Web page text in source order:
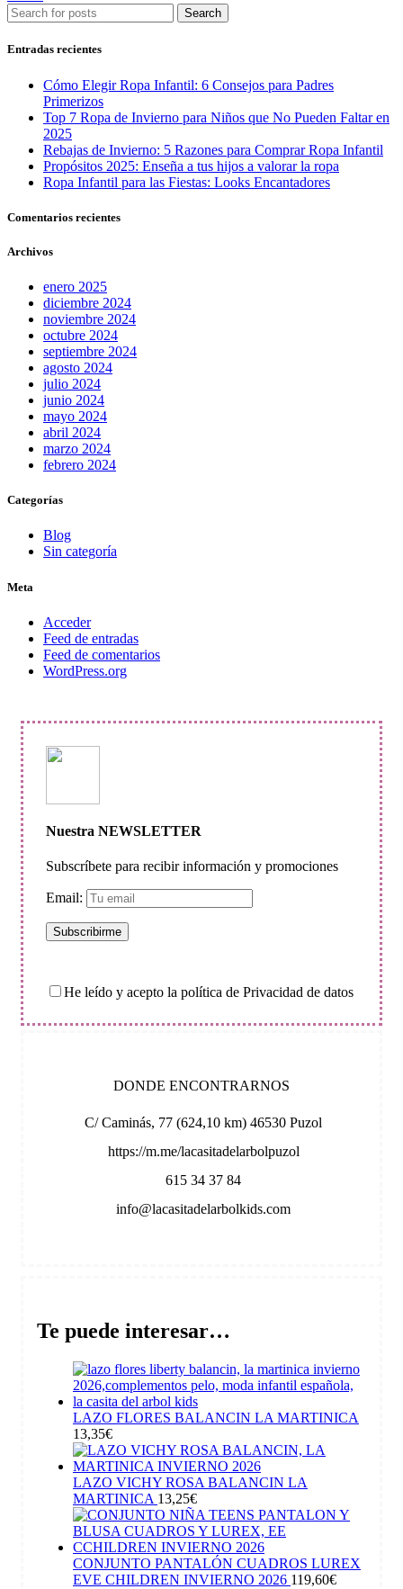
Search
Entradas recientes
Cómo Elegir Ropa Infantil: 6 Consejos para Padres
Primerizos
Top 7 Ropa de Invierno para Niños que No Pueden Faltar en
2025
Rebajas de Invierno: 5 Razones para Comprar Ropa Infantil
Propósitos 2025: Enseña a tus hijos a valorar la ropa
Ropa Infantil para las Fiestas: Looks Encantadores
Comentarios recientes
Archivos
enero 2025
diciembre 2024
noviembre 2024
octubre 2024
septiembre 2024
agosto 2024
julio 2024
junio 2024
mayo 2024
abril 2024
marzo 2024
febrero 2024
Categorías
Blog
Sin categoría
Meta
Acceder
Feed de entradas
Feed de comentarios
WordPress.org
Nuestra NEWSLETTER
Subscríbete para recibir información y promociones
Email:
He leído y acepto la política de Privacidad de datos
DONDE ENCONTRARNOS
C/ Caminás, 77 (624,10 km) 46530 Puzol
https://m.me/lacasitadelarbolpuzol
615 34 37 84
info@lacasitadelarbolkids.com
Te puede interesar…
LAZO FLORES BALANCIN LA MARTINICA
13,35€
LAZO VICHY ROSA BALANCIN LA
MARTINICA 13,25€
CONJUNTO PANTALÓN CUADROS LUREX
EVE CHILDREN INVIERNO 2026 119,60€